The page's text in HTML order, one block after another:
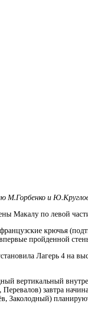
М.Горбенко и
Макалу по левой
крючья
пройденной
Лагерь 4 на
вертикальный
завтра
Заколодный)